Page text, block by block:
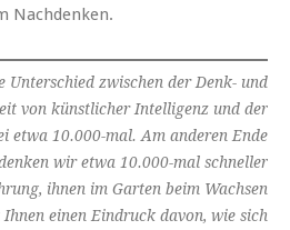
Nachdenken.
Unterschied zwischen der Denk- und
von künstlicher Intelligenz und der
etwa 10.000-mal. Am anderen Ende
wir etwa 10.000-mal schneller
ihnen im Garten beim Wachsen
einen Eindruck davon, wie sich